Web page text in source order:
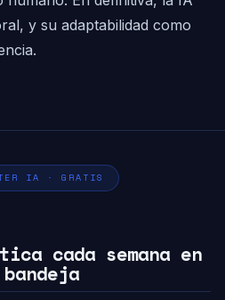
y su adaptabilidad como
IA · GRATIS
cada semana en